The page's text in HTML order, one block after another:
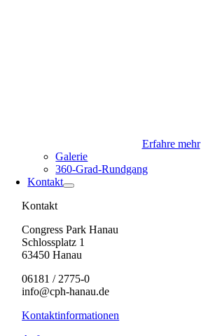
Erfahre mehr
Galerie
360-Grad-Rundgang
Kontakt
Kontakt
Congress Park Hanau
Schlossplatz 1
63450 Hanau
06181 / 2775-0
info@cph-hanau.de
Kontaktinformationen